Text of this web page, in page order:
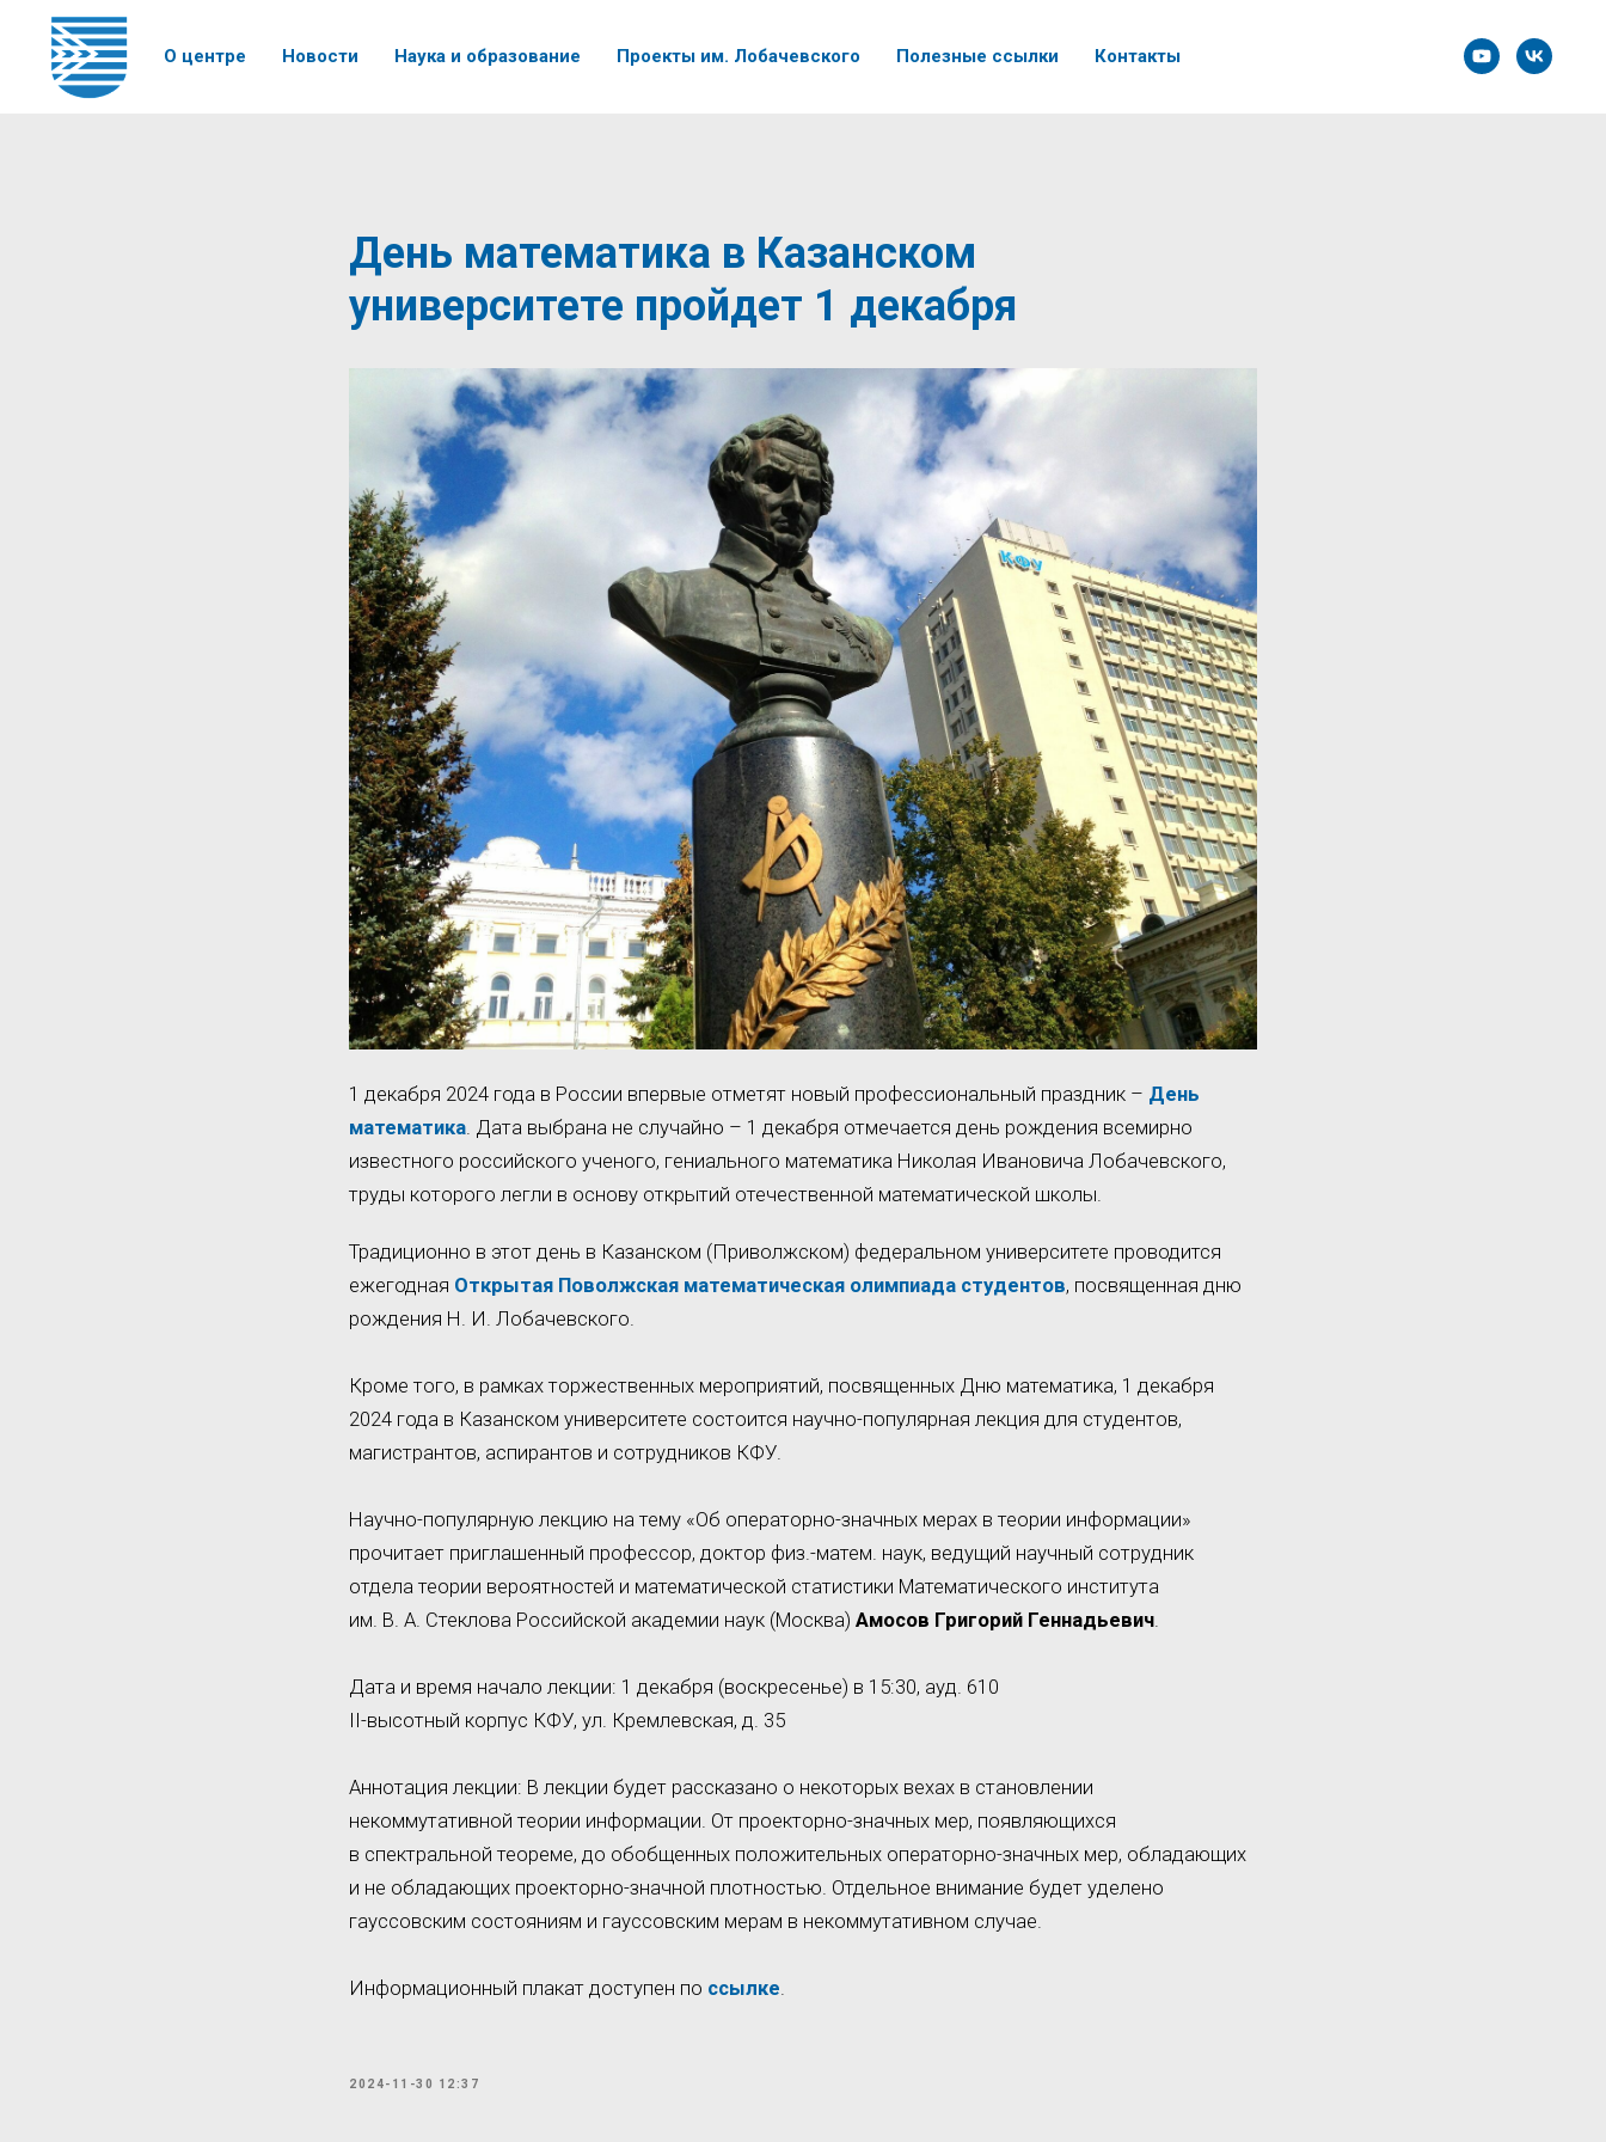
О центре Новости Наука и образование Проекты им. Лобачевского Полезные ссылки Контакты
День математика в Казанском
университете пройдет 1 декабря
1 декабря 2024 года в России впервые отметят новый профессиональный праздник – День
математика. Дата выбрана не случайно – 1 декабря отмечается день рождения всемирно
известного российского ученого, гениального математика Николая Ивановича Лобачевского,
труды которого легли в основу открытий отечественной математической школы.
Традиционно в этот день в Казанском (Приволжском) федеральном университете проводится
ежегодная Открытая Поволжская математическая олимпиада студентов, посвященная дню
рождения Н. И. Лобачевского.
Кроме того, в рамках торжественных мероприятий, посвященных Дню математика, 1 декабря
2024 года в Казанском университете состоится научно-популярная лекция для студентов,
магистрантов, аспирантов и сотрудников КФУ.
Научно-популярную лекцию на тему «Об операторно-значных мерах в теории информации»
прочитает приглашенный профессор, доктор физ.-матем. наук, ведущий научный сотрудник
отдела теории вероятностей и математической статистики Математического института
им. В. А. Стеклова Российской академии наук (Москва) Амосов Григорий Геннадьевич.
Дата и время начало лекции: 1 декабря (воскресенье) в 15:30, ауд. 610
II-высотный корпус КФУ, ул. Кремлевская, д. 35
Аннотация лекции: В лекции будет рассказано о некоторых вехах в становлении
некоммутативной теории информации. От проекторно-значных мер, появляющихся
в спектральной теореме, до обобщенных положительных операторно-значных мер, обладающих
и не обладающих проекторно-значной плотностью. Отдельное внимание будет уделено
гауссовским состояниям и гауссовским мерам в некоммутативном случае.
Информационный плакат доступен по ссылке.
2024-11-30 12:37